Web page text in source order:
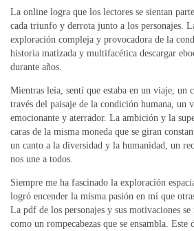
La online logra que los lectores se sientan
cada triunfo y derrota junto a los personajes.
exploración compleja y provocadora de la
historia matizada y multifacética descargar
durante años.
Mientras leía, sentí que estaba en un viaje, un
través del paisaje de la condición humana, un
emocionante y aterrador. La ambición y la
caras de la misma moneda que se giran
un canto a la diversidad y la humanidad, un
nos une a todos.
Siempre me ha fascinado la exploración
logró encender la misma pasión en mí que
La pdf de los personajes y sus motivaciones se
como un rompecabezas que se ensambla. Este